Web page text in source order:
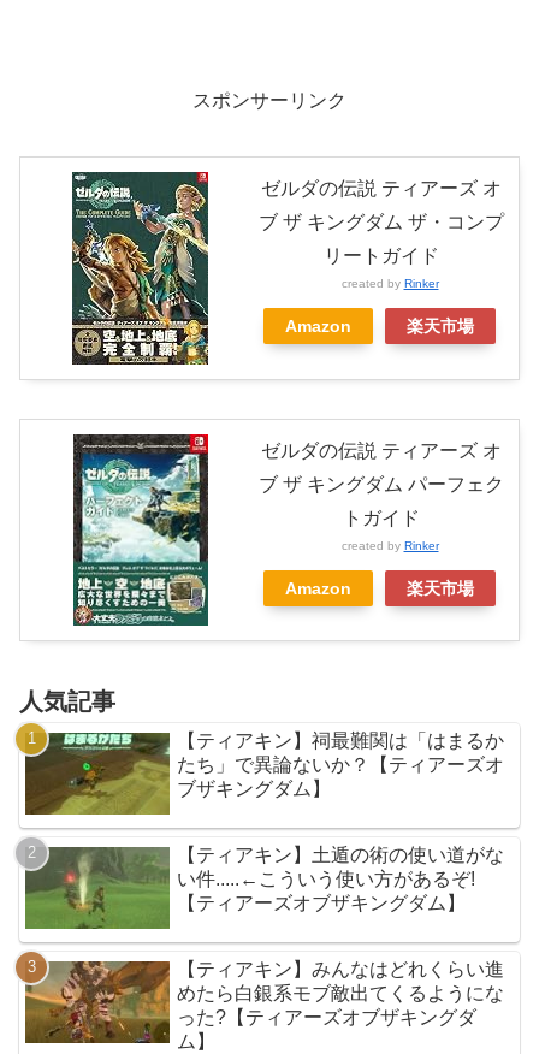
スポンサーリンク
ゼルダの伝説 ティアーズ オ
ブ ザ キングダム ザ・コンプ
リートガイド
created by Rinker
Amazon 楽天市場
ゼルダの伝説 ティアーズ オ
ブ ザ キングダム パーフェク
トガイド
created by Rinker
Amazon 楽天市場
人気記事
【ティアキン】祠最難関は「はまるか
たち」で異論ないか？【ティアーズオ
ブザキングダム】
【ティアキン】土遁の術の使い道がな
い件.....←こういう使い方があるぞ!
【ティアーズオブザキングダム】
【ティアキン】みんなはどれくらい進
めたら白銀系モブ敵出てくるようにな
った?【ティアーズオブザキングダ
ム】